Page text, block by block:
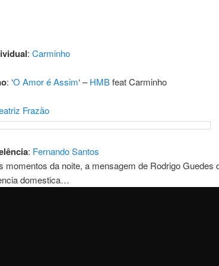
: Carminho
: ‘O Amor é Assim‘ –HMBfeat Carminho
Frazão
: Fernando Santos
momentos da noite, a mensagem de Rodrigo Guedes
domestica…